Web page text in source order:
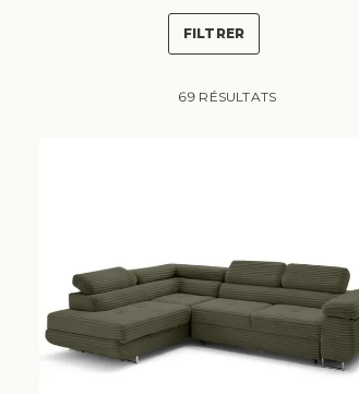
FILTRER
69 RÉSULTATS